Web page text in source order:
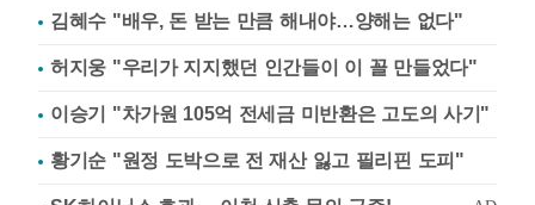
김혜수 "배우, 돈 받는 만큼 해내야…양해는 없다"
허지웅 "우리가 지지했던 인간들이 이 꼴 만들었다"
이승기 "차가원 105억 전세금 미반환은 고도의 사기"
황기순 "원정 도박으로 전 재산 잃고 필리핀 도피"